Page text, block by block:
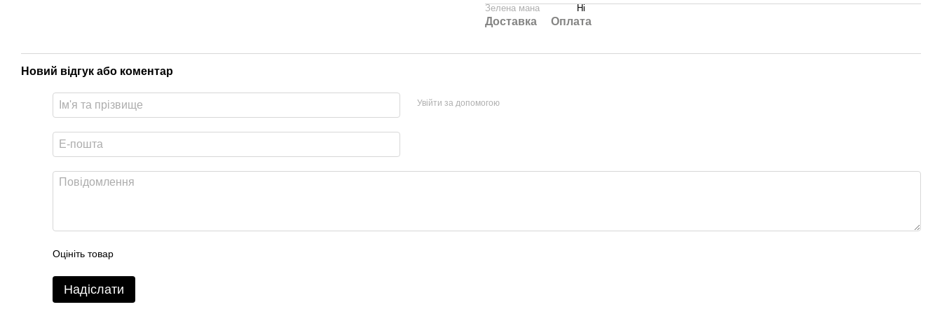
Зелена мана Ні
Доставка Оплата
Новий відгук або коментар
Увійти за допомогою
Оцініть товар
Надіслати